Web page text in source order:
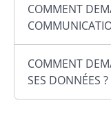
COMMENT
COMMENT
SES DONNÉES ?